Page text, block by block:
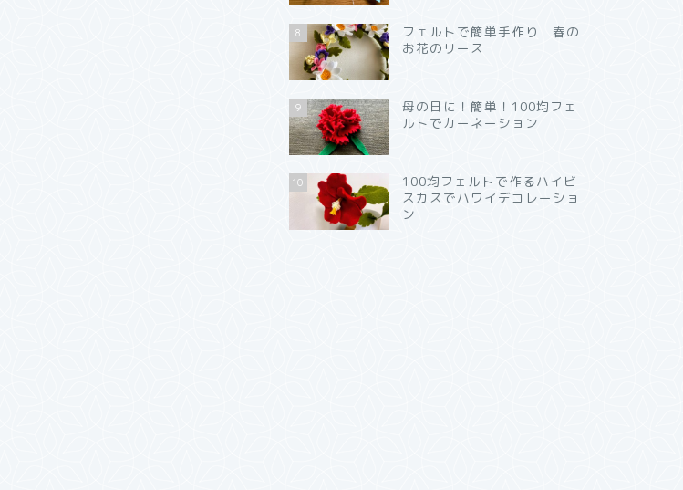
8
フェルトで簡単手作り 春の
お花のリース
9
母の日に！簡単！100均フェ
ルトでカーネーション
10
100均フェルトで作るハイビ
スカスでハワイデコレーショ
ン